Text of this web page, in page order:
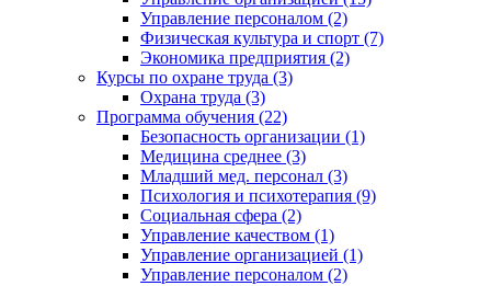
Управление персоналом (2)
Физическая культура и спорт (7)
Экономика предприятия (2)
Курсы по охране труда (3)
Охрана труда (3)
Программа обучения (22)
Безопасность организации (1)
Медицина среднее (3)
Младший мед. персонал (3)
Психология и психотерапия (9)
Социальная сфера (2)
Управление качеством (1)
Управление организацией (1)
Управление персоналом (2)